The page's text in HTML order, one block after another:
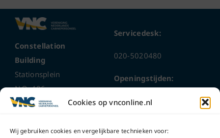
Cookies op vnconline.nl
Wij gebruiken cookies en vergelijkbare technieken voor:
Constellation
Building
Stationsplein
N.O. 406
1117 CL
Servicedesk:
020-5020480
Openingstijden:
ma t/m do